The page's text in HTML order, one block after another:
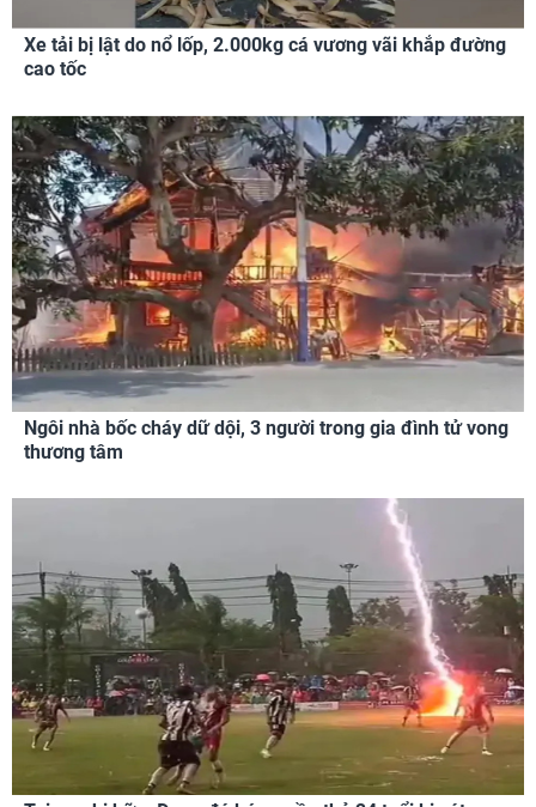
Xe tải bị lật do nổ lốp, 2.000kg cá vương vãi khắp đường
cao tốc
Ngôi nhà bốc cháy dữ dội, 3 người trong gia đình tử vong
thương tâm